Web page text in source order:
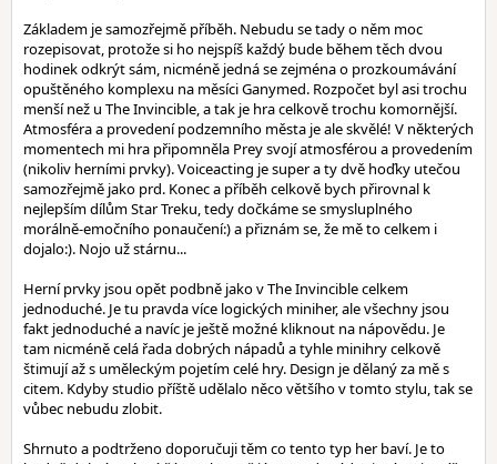
Základem je samozřejmě příběh. Nebudu se tady o něm moc
rozepisovat, protože si ho nejspíš každý bude během těch dvou
hodinek odkrýt sám, nicméně jedná se zejména o prozkoumávání
opuštěného komplexu na měsíci Ganymed. Rozpočet byl asi trochu
menší než u The Invincible, a tak je hra celkově trochu komornější.
Atmosféra a provedení podzemního města je ale skvělé! V některých
momentech mi hra připomněla Prey svojí atmosférou a provedením
(nikoliv herními prvky). Voiceacting je super a ty dvě hoďky utečou
samozřejmě jako prd. Konec a příběh celkově bych přirovnal k
nejlepším dílům Star Treku, tedy dočkáme se smysluplného
morálně-emočního ponaučení:) a přiznám se, že mě to celkem i
dojalo:). Nojo už stárnu...
Herní prvky jsou opět podbně jako v The Invincible celkem
jednoduché. Je tu pravda více logických miniher, ale všechny jsou
fakt jednoduché a navíc je ještě možné kliknout na nápovědu. Je
tam nicméně celá řada dobrých nápadů a tyhle minihry celkově
štimují až s uměleckým pojetím celé hry. Design je dělaný za mě s
citem. Kdyby studio příště udělalo něco většího v tomto stylu, tak se
vůbec nebudu zlobit.
Shrnuto a podtrženo doporučuji těm co tento typ her baví. Je to